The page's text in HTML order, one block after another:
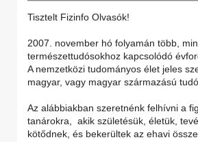
Tisztelt Fizinfo Olvasók!
2007. november hó folyamán több,
természettudósokhoz kapcsolódó
A nemzetközi tudományos élet jeles
magyar, vagy magyar származású
Az alábbiakban szeretnénk felhívni a
tanárokra, akik születésük, életük,
kötődnek, és bekerültek az ehavi